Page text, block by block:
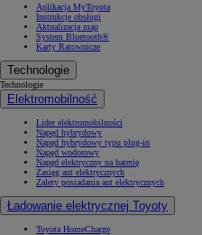
Aplikacja MyToyota
Instrukcje obsługi
Aktualizacja map
System Bluetooth®
Karty Ratownicze
Technologie
Technologie
Elektromobilność
Lider elektromobilności
Napęd hybrydowy
Napęd hybrydowy typu plug-in
Napęd wodorowy
Napęd elektryczny na baterię
Zasięg aut elektrycznych
Zalety posiadania aut elektrycznych
Ładowanie elektrycznej Toyoty
Toyota HomeCharge